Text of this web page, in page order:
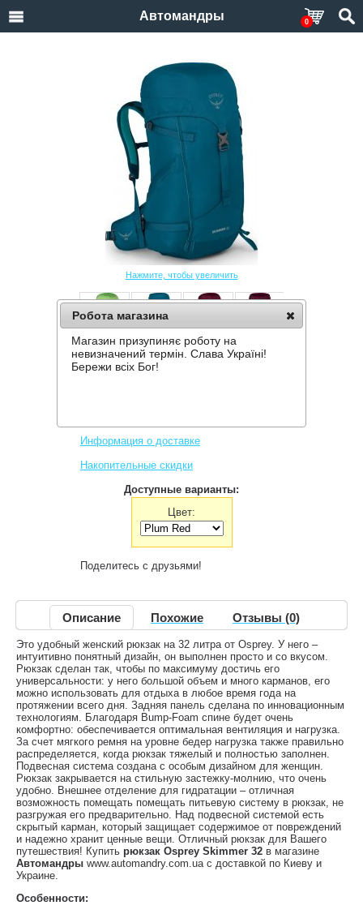
Автомандры 0
Нажмите, чтобы увеличить
РЮКЗАК OSPREY SKIMMER 32
Информация о доставке
Накопительные скидки
Доступные варианты:
Цвет:
Поделитесь с друзьями!
Описание Похожие Отзывы (0)
Это удобный женский рюкзак на 32 литра от Osprey. У него –
интуитивно понятный дизайн, он выполнен просто и со вкусом.
Рюкзак сделан так, чтобы по максимуму достичь его
универсальности: у него большой объем и много карманов, его
можно использовать для отдыха в любое время года на
протяжении всего дня. Задняя панель сделана по инновационным
технологиям. Благодаря Bump-Foam спине будет очень
комфортно: обеспечивается оптимальная вентиляция и нагрузка.
За счет мягкого ремня на уровне бедер нагрузка также правильно
распределяется, когда рюкзак тяжелый и полностью заполнен.
Подвесная система создана с особым дизайном для женщин.
Рюкзак закрывается на стильную застежку-молнию, что очень
удобно. Внешнее отделение для гидратации – отличная
возможность помещать помещать питьевую систему в рюкзак, не
разгружая его предварительно. Над подвесной системой есть
скрытый карман, который защищает содержимое от повреждений
и надежно хранит ценные вещи. Отличный рюкзак для Вашего
путешествия! Купить рюкзак Osprey Skimmer 32 в магазине
Автомандры www.automandry.com.ua с доставкой по Киеву и
Украине.
Особенности:
Робота магазина
Магазин призупиняє роботу на
невизначений термін. Слава Україні!
Бережи всіх Бог!